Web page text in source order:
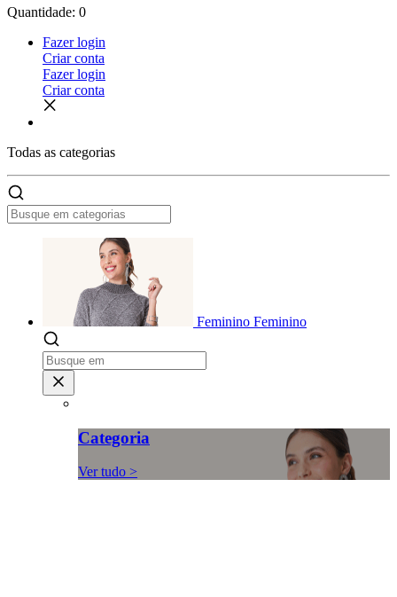
Quantidade: 0
Fazer login
Criar conta
Fazer login
Criar conta
Todas as categorias
Feminino Feminino
Categoria
Ver tudo >